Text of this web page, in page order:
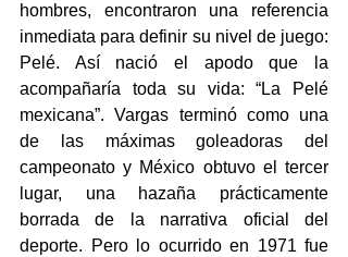
hombres, encontraron una referencia
inmediata para definir su nivel de juego:
Pelé. Así nació el apodo que la
acompañaría toda su vida: “La Pelé
mexicana”. Vargas terminó como una
de las máximas goleadoras del
campeonato y México obtuvo el tercer
lugar, una hazaña prácticamente
borrada de la narrativa oficial del
deporte. Pero lo ocurrido en 1971 fue